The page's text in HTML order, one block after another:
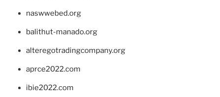
naswwebed.org
balithut-manado.org
alteregotradingcompany.org
aprce2022.com
ibie2022.com